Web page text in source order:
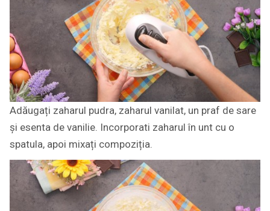
Adăugați zaharul pudra, zaharul vanilat, un praf de sare
și esenta de vanilie. Incorporati zaharul în unt cu o
spatula, apoi mixați compoziția.